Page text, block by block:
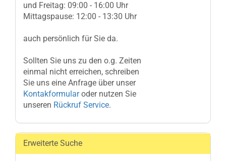
und Freitag: 09:00 - 16:00 Uhr
Mittagspause: 12:00 - 13:30 Uhr
auch persönlich für Sie da.
Sollten Sie uns zu den o.g. Zeiten
einmal nicht erreichen, schreiben
Sie uns eine Anfrage über unser
Kontakformularoder nutzen Sie
unseren Rückruf Service.
Erweiterte Suche